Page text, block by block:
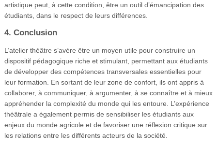
artistique peut, à cette condition, être un outil d’émancipation des
étudiants, dans le respect de leurs différences.
4. Conclusion
L’atelier théâtre s’avère être un moyen utile pour construire un
dispositif pédagogique riche et stimulant, permettant aux étudiants
de développer des compétences transversales essentielles pour
leur formation. En sortant de leur zone de confort, ils ont appris à
collaborer, à communiquer, à argumenter, à se connaître et à mieux
appréhender la complexité du monde qui les entoure. L’expérience
théâtrale a également permis de sensibiliser les étudiants aux
enjeux du monde agricole et de favoriser une réflexion critique sur
les relations entre les différents acteurs de la société.